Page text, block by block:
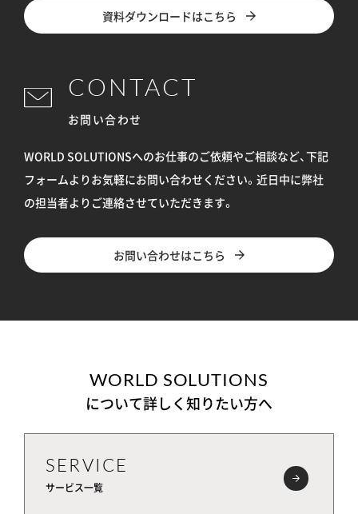
資料ダウンロードはこちら
CONTACT
お問い合わせ
WORLD SOLUTIONSへのお仕事のご依頼やご相談など、下記
フォームよりお気軽にお問い合わせください。 近日中に弊社
の担当者よりご連絡させていただきます。
お問い合わせはこちら
WORLD SOLUTIONS
について詳しく知りたい方へ
SERVICE
サービス一覧